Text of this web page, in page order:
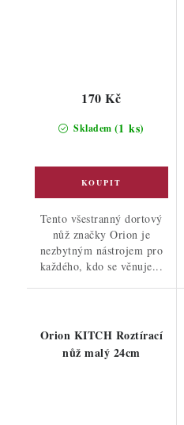
Skladem (1 ks)
170 Kč
Tento všestranný dortový
nůž značky Orion je
nezbytným nástrojem pro
každého, kdo se věnuje...
Orion KITCH Roztírací
nůž malý 24cm